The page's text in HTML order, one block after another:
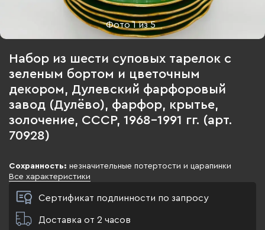
Фото1из5
Набор из шести суповых тарелок с
зеленым бортом и цветочным
декором, Дулевский фарфоровый
завод (Дулёво), фарфор, крытье,
золочение, СССР, 1968-1991 гг. (арт.
70928)
Сохранность: незначительные потертости и царапинки
Все характеристики
Сертификат подлинности по запросу
Доставка от 2 часов